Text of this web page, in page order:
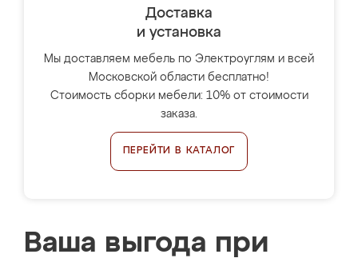
Доставка
и установка
Мы доставляем мебель по Электроуглям и всей
Московской области бесплатно!
Стоимость сборки мебели: 10% от стоимости
заказа.
ПЕРЕЙТИ В КАТАЛОГ
Ваша выгода при